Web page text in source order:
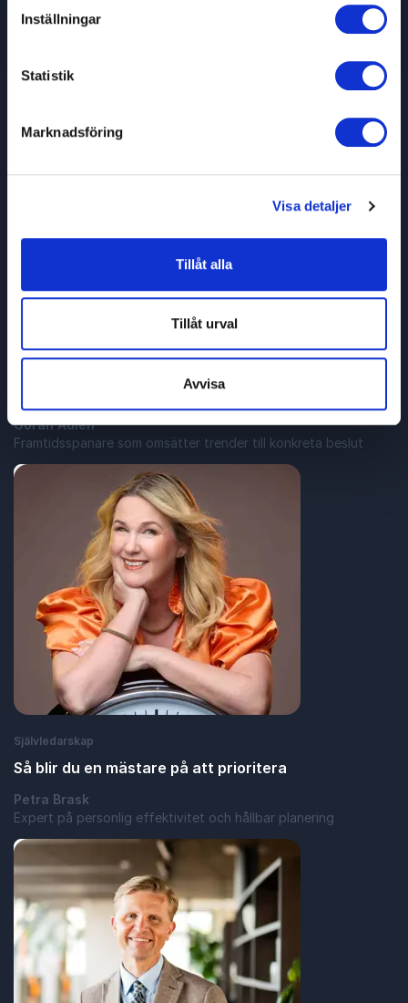
Inställningar
Statistik
Marknadsföring
Visa detaljer
Tillåt alla
Tillåt urval
Avvisa
När femtio timmar plötsligt blev två
Göran Adlén
Framtidsspanare som omsätter trender till konkreta beslut
Läs blogginlägg: När femtio timmar plötsligt blev två
Självledarskap
Så blir du en mästare på att prioritera
Petra Brask
Expert på personlig effektivitet och hållbar planering
Läs blogginlägg : Så blir du en mästare på att prioritera